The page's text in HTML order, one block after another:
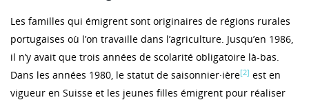
Les familles qui émigrent sont originaires de régions rurales
portugaises où l’on travaille dans l’agriculture. Jusqu’en 1986,
il n’y avait que trois années de scolarité obligatoire là-bas.
Dans les années 1980, le statut de saisonnier·ière[2] est en
vigueur en Suisse et les jeunes filles émigrent pour réaliser